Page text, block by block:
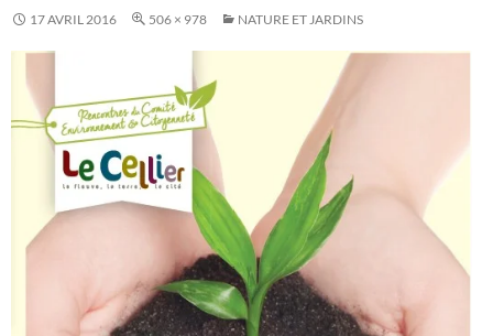
17 AVRIL 2016 506 × 978 NATURE ET JARDINS